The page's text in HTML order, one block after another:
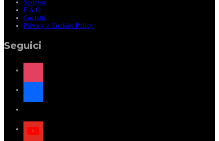
Sponsor
F.A.Q.
Contatti
Privacy e Cookies Policy
Seguici
instagram
facebook
x
youtube